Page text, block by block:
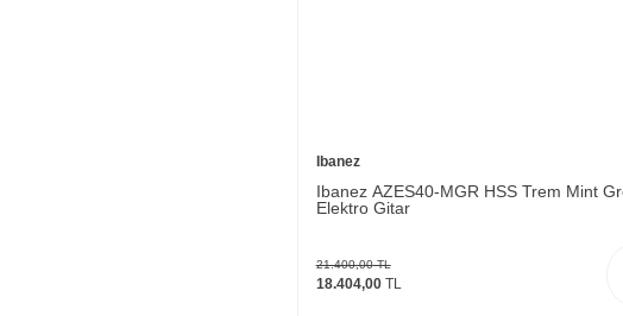
Ibanez
Ibanez AZES40-MGR HSS Trem Mint
Elektro Gitar
21.400,00TL
18.404,00TL